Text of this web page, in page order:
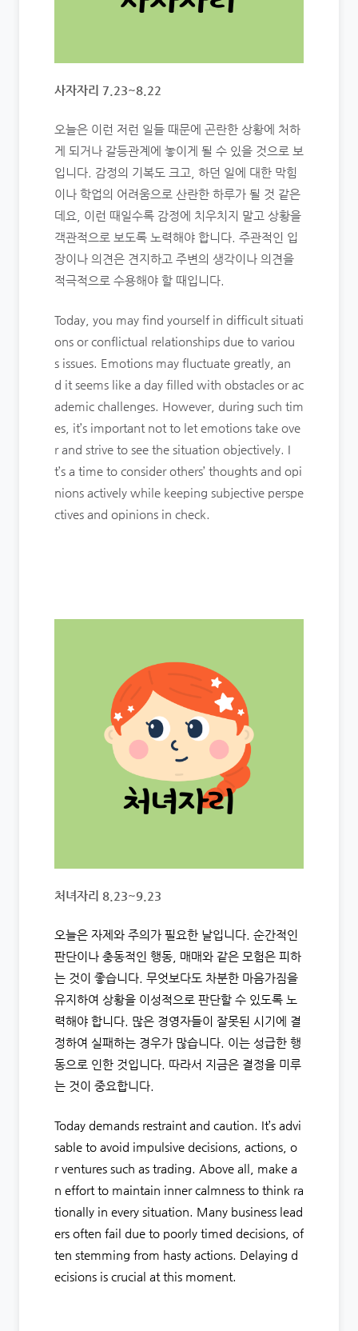
사자자리 7.23~8.22
오늘은 이런 저런 일들 때문에 곤란한 상황에 처하
게 되거나 갈등관계에 놓이게 될 수 있을 것으로 보
입니다. 감정의 기복도 크고, 하던 일에 대한 막힘
이나 학업의 어려움으로 산란한 하루가 될 것 같은
데요, 이런 때일수록 감정에 치우치지 말고 상황을
객관적으로 보도록 노력해야 합니다. 주관적인 입
장이나 의견은 견지하고 주변의 생각이나 의견을
적극적으로 수용해야 할 때입니다.
Today, you may find yourself in difficult situati
ons or conflictual relationships due to variou
s issues. Emotions may fluctuate greatly, an
d it seems like a day filled with obstacles or ac
ademic challenges. However, during such tim
es, it’s important not to let emotions take ove
r and strive to see the situation objectively. I
t’s a time to consider others’ thoughts and opi
nions actively while keeping subjective perspe
ctives and opinions in check.
처녀자리 8.23~9.23
오늘은 자제와 주의가 필요한 날입니다. 순간적인
판단이나 충동적인 행동, 매매와 같은 모험은 피하
는 것이 좋습니다. 무엇보다도 차분한 마음가짐을
유지하여 상황을 이성적으로 판단할 수 있도록 노
력해야 합니다. 많은 경영자들이 잘못된 시기에 결
정하여 실패하는 경우가 많습니다. 이는 성급한 행
동으로 인한 것입니다. 따라서 지금은 결정을 미루
는 것이 중요합니다.
Today demands restraint and caution. It’s advi
sable to avoid impulsive decisions, actions, o
r ventures such as trading. Above all, make a
n effort to maintain inner calmness to think ra
tionally in every situation. Many business lead
ers often fail due to poorly timed decisions, of
ten stemming from hasty actions. Delaying d
ecisions is crucial at this moment.